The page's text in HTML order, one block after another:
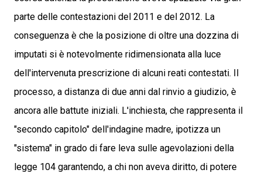
parte delle contestazioni del 2011 e del 2012. La
conseguenza è che la posizione di oltre una dozzina di
imputati si è notevolmente ridimensionata alla luce
dell'intervenuta prescrizione di alcuni reati contestati. Il
processo, a distanza di due anni dal rinvio a giudizio, è
ancora alle battute iniziali. L'inchiesta, che rappresenta il
"secondo capitolo" dell'indagine madre, ipotizza un
"sistema" in grado di fare leva sulle agevolazioni della
legge 104 garantendo, a chi non aveva diritto, di potere